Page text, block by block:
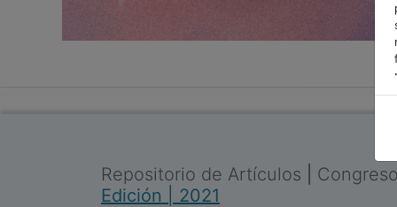
Repositorio de Artículos
Edición | 2021